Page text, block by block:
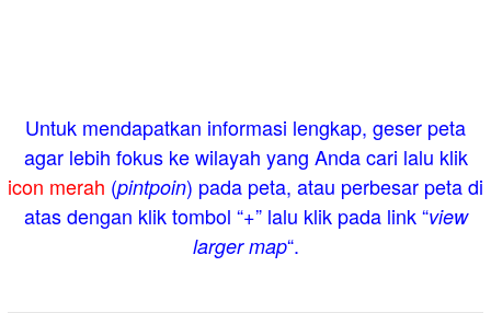
Untuk mendapatkan informasi lengkap, geser peta
agar lebih fokus ke wilayah yang Anda cari lalu klik
icon merah (pintpoin) pada peta, atau perbesar peta di
atas dengan klik tombol “+” lalu klik pada link “view
larger map“.